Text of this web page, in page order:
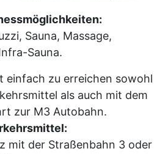
Sauna, Massage,
Sauna.
einfach zu erreichen sowohl
als auch mit dem
zur M3 Autobahn.
mit der Straßenbahn 3 oder